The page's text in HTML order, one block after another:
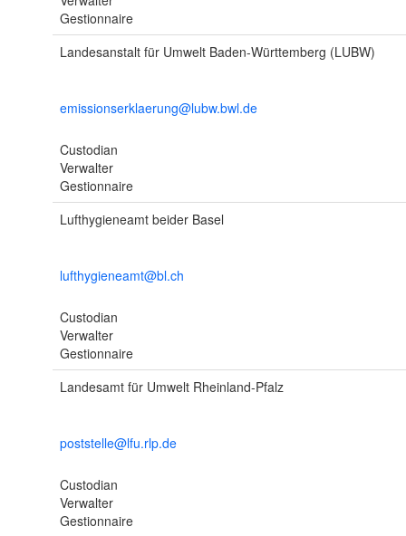
Gestionnaire
Landesanstalt für Umwelt Baden-Württemberg (LUBW)
emissionserklaerung@lubw.bwl.de
Custodian
Verwalter
Gestionnaire
Lufthygieneamt beider Basel
lufthygieneamt@bl.ch
Custodian
Verwalter
Gestionnaire
Landesamt für Umwelt Rheinland-Pfalz
poststelle@lfu.rlp.de
Custodian
Verwalter
Gestionnaire